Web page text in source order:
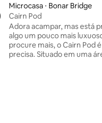
avaliação média de 5, 310
Microcasa ⋅ Bonar Bridge
Cairn Pod
Adora acampar, mas está
algo um pouco mais luxuoso? Então
procure mais, o Cairn Pod
precisa. Situado em uma área pitoresca